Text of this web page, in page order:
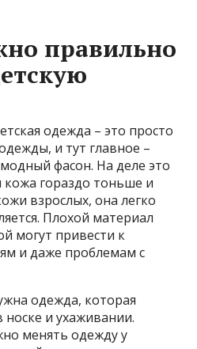
правильно
одежда – это просто
и тут главное –
фасон. На деле это
кожа гораздо тоньше и
взрослых, она легко
Плохой материал
могут привести к
и даже проблемам с
одежда, которая
и ухаживании.
менять одежду у